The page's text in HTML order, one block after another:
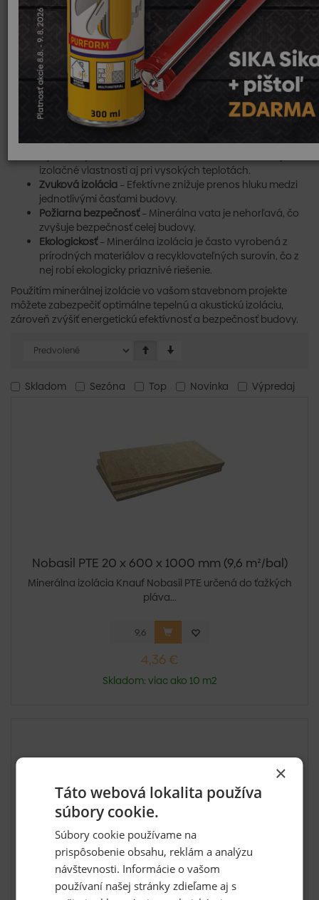
obyvateľov tým, že poskytuje ochranu pred chladom a znižuje
prenikajúci hluk medzi poschodiami. Vlastnosti minerálnej
izolácie pre podlahy zahŕňajú:
Tepelnú izoláciu– Pomáha udržať teplo v miestnostiach,
čo je dôležité najmä v zimných mesiacoch.
Zvukovú izoláciu– Redukuje hluk medzi jednotlivými
podlažiami, čo zvyšuje akustický komfort.
Výhody minerálnej izolácie
izolačné vlastnosti aj pri vysokých teplotách.
Zvuková izolácia – Efektívne znižuje prenos hluku medzi
jednotlivými časťami budovy.
Požiarna bezpečnosť– Minerálna vata je nehorľavá, čo
zvyšuje bezpečnosť celej budovy.
Ekologickosť– Minerálna izolácia je často vyrobená z
prírodných materiálov a recyklovateľných surovín, čo z
nej robí ekologicky priaznivé riešenie.
Použitím minerálnej izolácie vo vašom stavebnom projekte
môžete zabezpečiť optimálne tepelnú a akustickú izoláciu,
zároveň zvýšiť energetickú efektívnosť a bezpečnosť budovy.
Skladom Sezóna Top Novinka Výpredaj
Nobasil PTE 20 x 600 x 1000 mm (9,6 m²/bal)
Minerálna izolácia Knauf Nobasil PTE určená do ťažkých
pláva...
4,36 €
Skladom: viac ako 10 m2
Nobasil PTE 30 x 600 x 1000 mm (6 m²/bal)
×
Táto webová lokalita používa
súbory cookie.
Súbory cookie používame na
prispôsobenie obsahu, reklám a analýzu
návštevnosti. Informácie o vašom
používaní našej stránky zdieľame aj s